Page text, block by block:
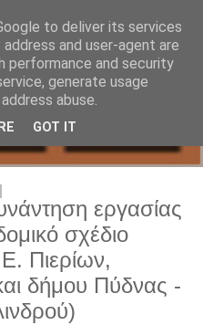
εργασίας
σχέδιο
Πιερίων,
δήμου Πύδνας -
to deliver its services
and user-agent are
performance and security
generate usage
abuse.
GOT IT